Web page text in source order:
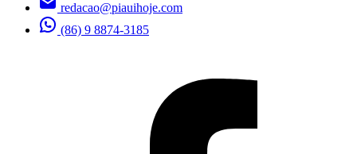
redacao@piauihoje.com
(86) 9 8874-3185